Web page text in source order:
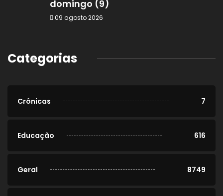
domingo (9)
09 agosto 2026
Categorias
Crônicas 7
Educação 616
Geral 8749